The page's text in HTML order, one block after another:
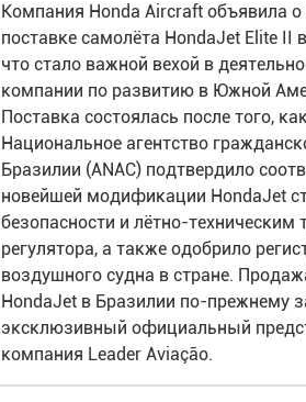
Компания Honda Aircraft объявила о
поставке самолёта HondaJet Elite II
что стало важной вехой в
компании по развитию в Южной
Поставка состоялась после того,
Национальное агентство
Бразилии (ANAC) подтвердило
новейшей модификации HondaJet
безопасности и лётно-техническим
регулятора, а также одобрило
воздушного судна в стране.
HondaJet в Бразилии по-прежнему
эксклюзивный официальный
компания Leader Aviação.